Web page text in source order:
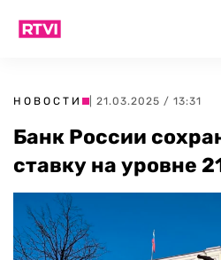
НОВОСТИ | 21.03.2025 / 13:31
Банк России
ставку на уровне